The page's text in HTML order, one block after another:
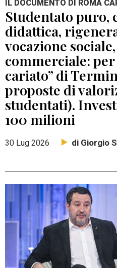
IL DOCUMENTO DI ROMA
Studentato puro,
didattica,
vocazione
commerciale: per
cariato” di
proposte di
studentati).
100 milioni
30 Lug 2026 di Giorgio